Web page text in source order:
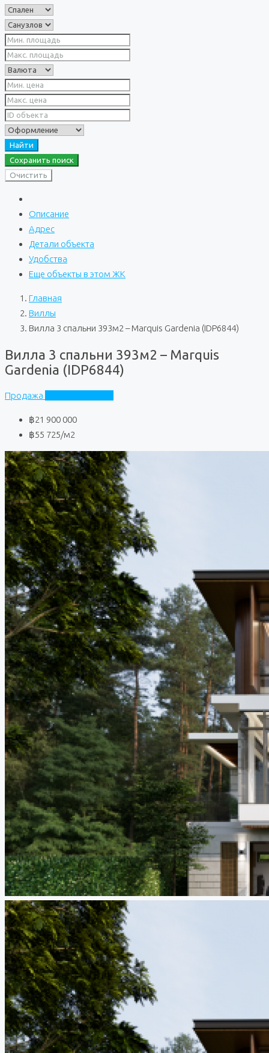
Найти
Сохранить поиск
Очистить
Описание
Адрес
Детали объекта
Удобства
Еще объекты в этом ЖК
Главная
Виллы
Вилла 3 спальни 393м2 – Marquis Gardenia (IDP6844)
Вилла 3 спальни 393м2 – Marquis
Gardenia (IDP6844)
Продажа
฿21 900 000
฿55 725/м2